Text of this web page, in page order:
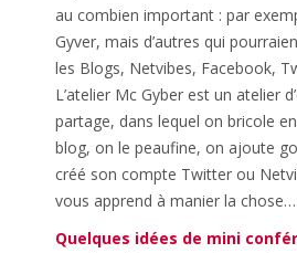
au combien important : par
Gyver, mais d’autres qui
les Blogs, Netvibes, Facebook,
L’atelier Mc Gyber est un atelier
partage, dans lequel on bricole
blog, on le peaufine, on ajoute
créé son compte Twitter ou
vous apprend à manier la chose…
Quelques idées de mini